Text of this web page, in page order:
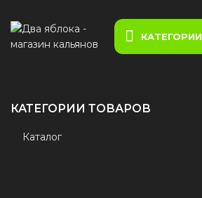
КАТЕГОРИИ
КАТЕГОРИИ ТОВАРОВ
Каталог